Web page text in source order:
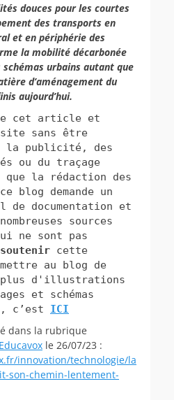
douces pour les courtes
des transports en
et en périphérie des
la mobilité décarbonée
urbains autant que
d’aménagement du
aujourd’hui.
cet article et
sans être
la publicité, des
ou du traçage
que la rédaction des
blog demande un
documentation et
sources
ne sont pas
cette
au blog de
plus d'illustrations
et schémas
c’est ICI
dans la rubrique
Educavox le 26/07/23 :
innovation/technologie/la
son-chemin-lentement-